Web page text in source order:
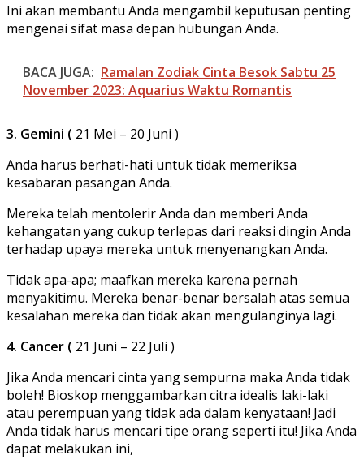
Ini akan membantu Anda mengambil keputusan penting
mengenai sifat masa depan hubungan Anda.
BACA JUGA: Ramalan Zodiak Cinta Besok Sabtu 25
November 2023: Aquarius Waktu Romantis
3. Gemini ( 21 Mei – 20 Juni )
Anda harus berhati-hati untuk tidak memeriksa
kesabaran pasangan Anda.
Mereka telah mentolerir Anda dan memberi Anda
kehangatan yang cukup terlepas dari reaksi dingin Anda
terhadap upaya mereka untuk menyenangkan Anda.
Tidak apa-apa; maafkan mereka karena pernah
menyakitimu. Mereka benar-benar bersalah atas semua
kesalahan mereka dan tidak akan mengulanginya lagi.
4. Cancer ( 21 Juni – 22 Juli )
Jika Anda mencari cinta yang sempurna maka Anda tidak
boleh! Bioskop menggambarkan citra idealis laki-laki
atau perempuan yang tidak ada dalam kenyataan! Jadi
Anda tidak harus mencari tipe orang seperti itu! Jika Anda
dapat melakukan ini,